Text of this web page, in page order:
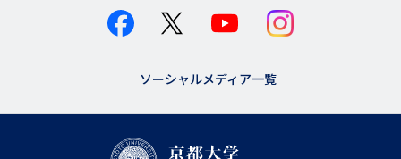
ソーシャルメディア一覧